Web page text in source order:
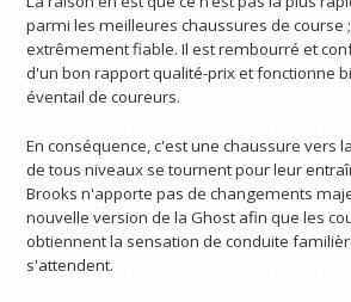
parmi les meilleures chaussures de course
extrêmement fiable. Il est rembourré et
d'un bon rapport qualité-prix et fonctionne
éventail de coureurs.
En conséquence, c'est une chaussure vers
de tous niveaux se tournent pour leur
Brooks n'apporte pas de changements
nouvelle version de la Ghost afin que les
obtiennent la sensation de conduite
s'attendent.